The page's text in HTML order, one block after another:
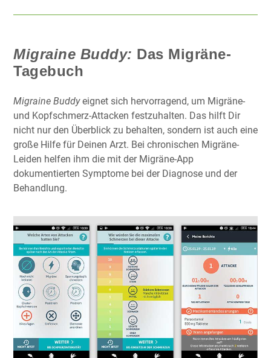
Migraine Buddy: Das Migräne-
Tagebuch
Migraine Buddyeignet sich hervorragend, um Migräne-
und Kopfschmerz-Attacken festzuhalten. Das hilft Dir
nicht nur den Überblick zu behalten, sondern ist auch eine
große Hilfe für Deinen Arzt. Bei chronischen Migräne-
Leiden helfen ihm die mit der Migräne-App
dokumentierten Symptome bei der Diagnose und der
Behandlung.